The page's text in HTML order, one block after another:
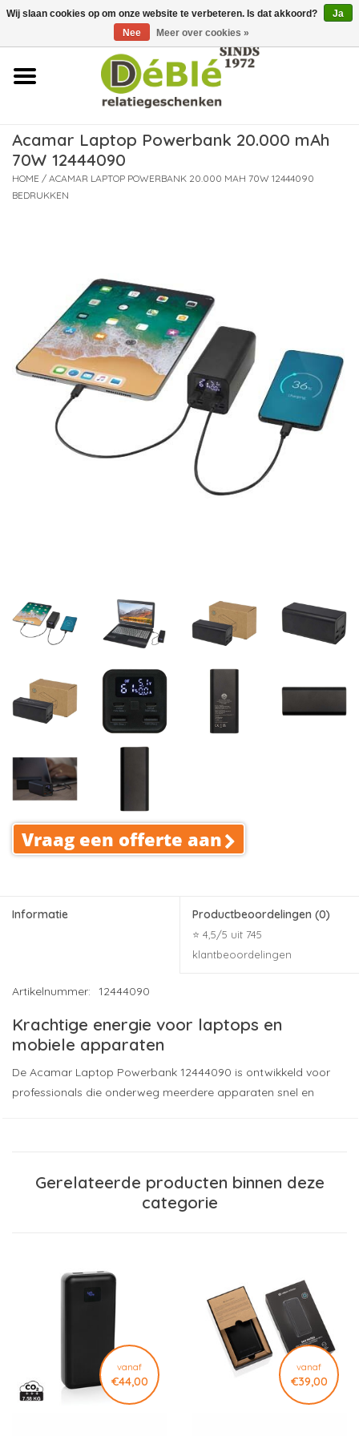
Over ons
Contact
Nieuws
Leveringsvoorwaarden
Acamar Laptop Powerbank 20.000 mAh
70W 12444090
HOME / ACAMAR LAPTOP POWERBANK 20.000 MAH 70W 12444090
BEDRUKKEN
Vraag een offerte aan
Informatie Productbeoordelingen (0)
⭐ 4,5/5 uit 745
klantbeoordelingen
Artikelnummer: 12444090
Krachtige energie voor laptops en
mobiele apparaten
De Acamar Laptop Powerbank 12444090 is ontwikkeld voor
professionals die onderweg meerdere apparaten snel en
De powerbank beschikt overtwee USB-C-poorten van 70 W
ervoor dat je direct aan de slag kunt.
Power Delivery (PD)
past automatisch het laadvermogen aan
op het aangesloten apparaat. Hierdoor worden compatibele
laptops, tablets en smartphones sneller, efficiënter en veilig
opgeladen dan via een standaard USB-aansluiting. Dankzij het
hoge vermogen van 70 W is deze powerbank ideaal voor
gebruikers die ook onderweg willen kunnen werken.
Gerelateerde producten binnen deze
categorie
vanaf
€44,00
vanaf
€39,00
Wij slaan cookies op om onze website te verbeteren. Is dat akkoord?
Ja
Nee
Meer over cookies »